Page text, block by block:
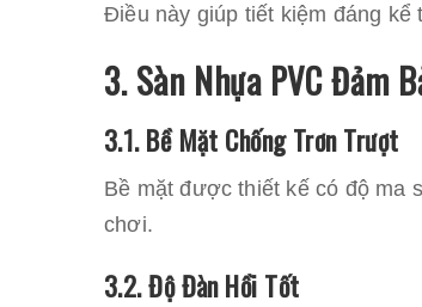
Điều này giúp tiết kiệm đáng
3. Sàn Nhựa PVC Đảm
3.1. Bề Mặt Chống Trơn Trượt
Bề mặt được thiết kế có độ ma
chơi.
3.2. Độ Đàn Hồi Tốt